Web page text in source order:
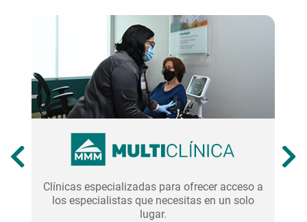
Clínicas especializadas para ofrecer acceso a
los especialistas que necesitas en un solo
lugar.